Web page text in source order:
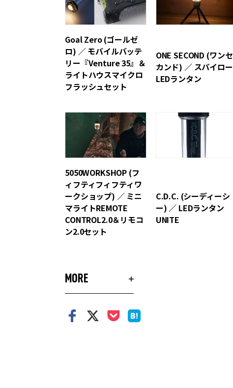
Goal Zero (ゴールゼ
ロ) ／ モバイルバッテ
リー『Venture 35』＆
ライトハウスマイクロ
フラッシュセット
ONE SECOND (ワンセ
カンド) ／ スパイロー
LEDランタン
5050WORKSHOP (フ
ィフティフィフティワ
ークショップ) ／ ミニ
マライトREMOTE
CONTROL2.0＆リモコ
ン2.0セット
C.D.C. (シーディーシ
ー) ／ LEDランタン
UNITE
MORE